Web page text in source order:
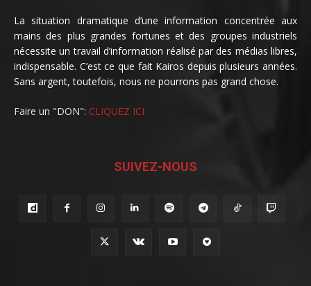
La situation dramatique d’une information concentrée aux
mains des plus grandes fortunes et des groupes industriels
nécessite un travail d’information réalisé par des médias libres,
indispensable. C’est ce que fait Kairos depuis plusieurs années.
Sans argent, toutefois, nous ne pourrons pas grand chose.
Faire un "DON": CLIQUEZ ICI
SUIVEZ-NOUS